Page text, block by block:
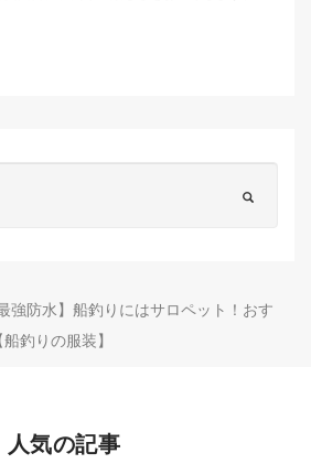
最強防水】船釣りにはサロペット！おす
釣りの服装】
人気の記事